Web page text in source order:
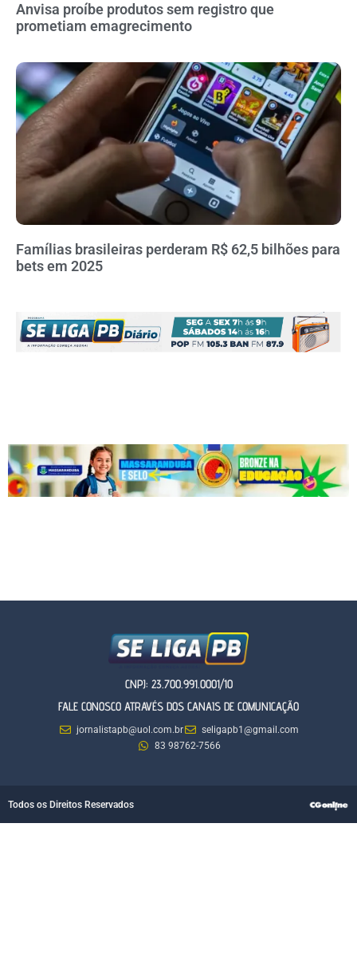
Anvisa proíbe produtos sem registro que
prometiam emagrecimento
Famílias brasileiras perderam R$ 62,5 bilhões para
bets em 2025
CNPJ: 23.700.991.0001/10
FALE CONOSCO ATRAVÉS DOS CANAIS DE COMUNICAÇÃO
jornalistapb@uol.com.br
seligapb1@gmail.com
83 98762-7566
Todos os Direitos Reservados